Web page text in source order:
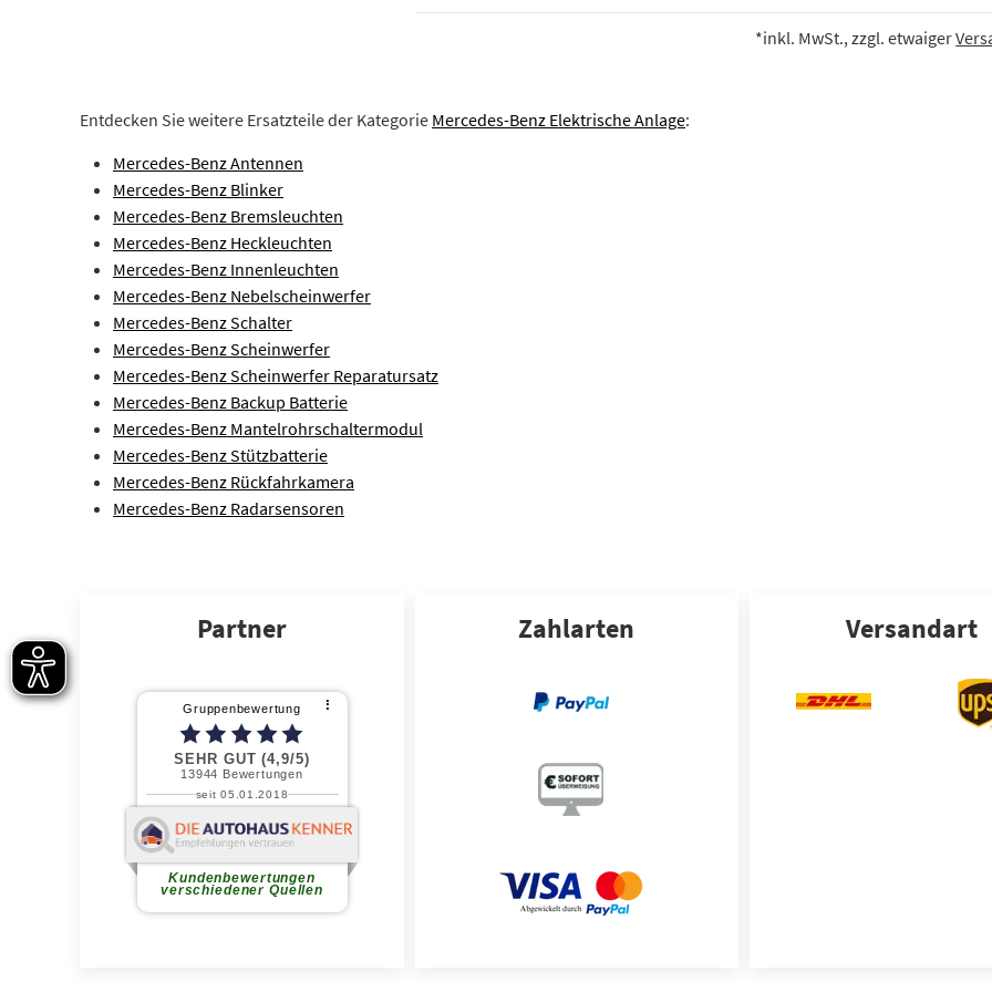
*inkl. MwSt., zzgl. etwaiger
Entdecken Sie weitere Ersatzteile der Kategorie Mercedes-Benz Elektrische Anlage:
Mercedes-Benz Antennen
Mercedes-Benz Blinker
Mercedes-Benz Bremsleuchten
Mercedes-Benz Heckleuchten
Mercedes-Benz Innenleuchten
Mercedes-Benz Nebelscheinwerfer
Mercedes-Benz Schalter
Mercedes-Benz Scheinwerfer
Mercedes-Benz Scheinwerfer Reparatursatz
Mercedes-Benz Backup Batterie
Mercedes-Benz Mantelrohrschaltermodul
Mercedes-Benz Stützbatterie
Mercedes-Benz Rückfahrkamera
Mercedes-Benz Radarsensoren
Partner Zahlarten Versandart